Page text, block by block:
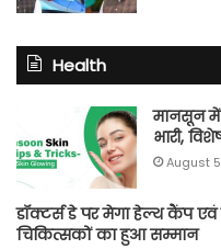
Health
मानसून
भारी,
August
डॉक्टर्स डे पर मेगा हेल्थ कैंप
चिकित्सकों का हुआ सम्मान